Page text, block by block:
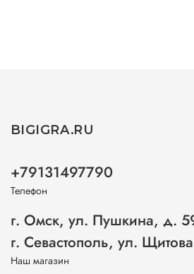
BIGIGRA.RU
+79131497790
Телефон
г. Омск, ул. Пушкина, д.
г. Севастополь, ул.
Наш магазин